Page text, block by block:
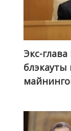
Экс-
блэкауты